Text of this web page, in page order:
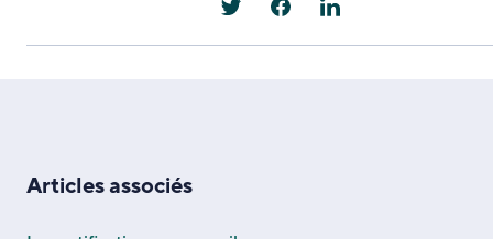
Articles associés